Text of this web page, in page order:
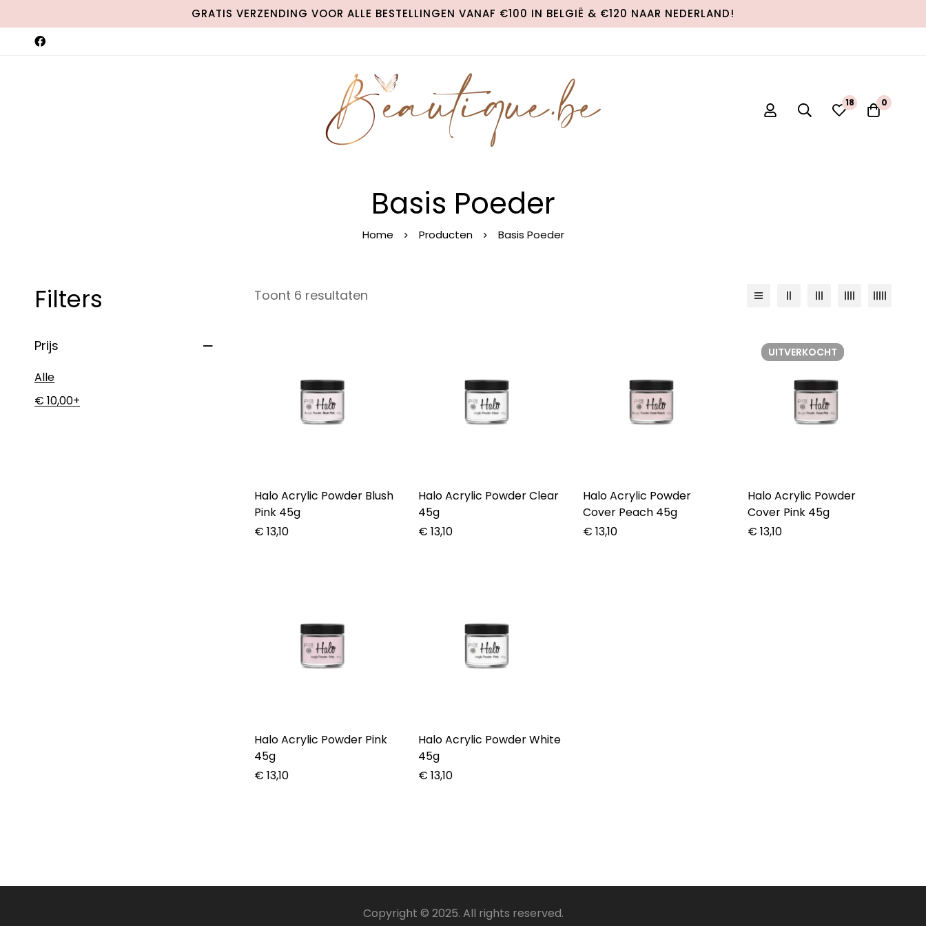
GRATIS VERZENDING VOOR ALLE BESTELLINGEN VANAF €100 IN BELGIË & €120 NAAR NEDERLAND!
18 0
Basis Poeder
Home Producten Basis Poeder
Filters
Prijs
Alle
€ 10,00+
Toont 6 resultaten
Halo Acrylic Powder Blush
Pink 45g
€ 13,10
Halo Acrylic Powder Clear
45g
€ 13,10
Halo Acrylic Powder
Cover Peach 45g
€ 13,10
UITVERKOCHT
Halo Acrylic Powder
Cover Pink 45g
€ 13,10
Halo Acrylic Powder Pink
45g
€ 13,10
Halo Acrylic Powder White
45g
€ 13,10
Copyright © 2025. All rights reserved.